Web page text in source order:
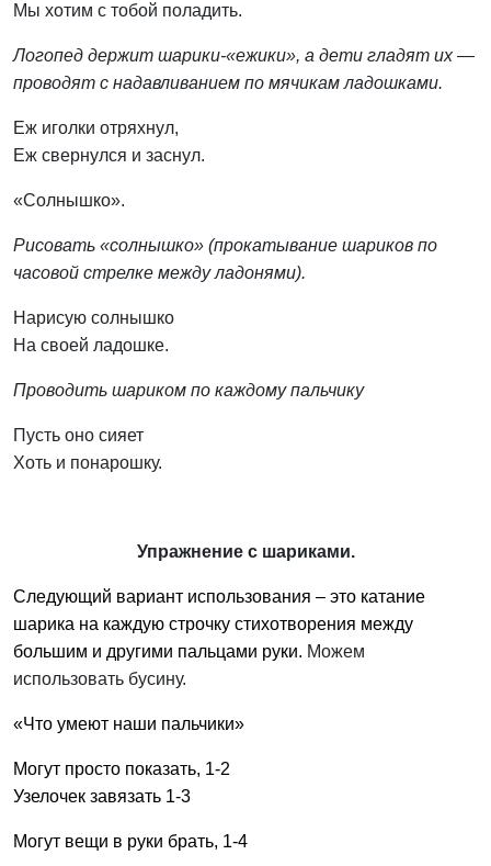
Мы хотим с тобой поладить.
Логопед держит шарики-«ежики», а дети гладят их —
проводят с надавливанием по мячикам ладошками.
Еж иголки отряхнул,
Еж свернулся и заснул.
«Солнышко».
Рисовать «солнышко» (прокатывание шариков по
часовой стрелке между ладонями).
Нарисую солнышко
На своей ладошке.
Проводить шариком по каждому пальчику
Пусть оно сияет
Хоть и понарошку.
Упражнение с шариками.
Следующий вариант использования – это катание
шарика на каждую строчку стихотворения между
большим и другими пальцами руки. Можем
использовать бусину.
«Что умеют наши пальчики»
Могут просто показать, 1-2
Узелочек завязать 1-3
Могут вещи в руки брать, 1-4